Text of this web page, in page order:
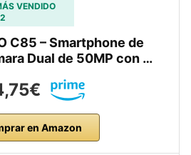
VENDIDO
C85 – Smartphone de
Dual de 50MP con …
en Amazon